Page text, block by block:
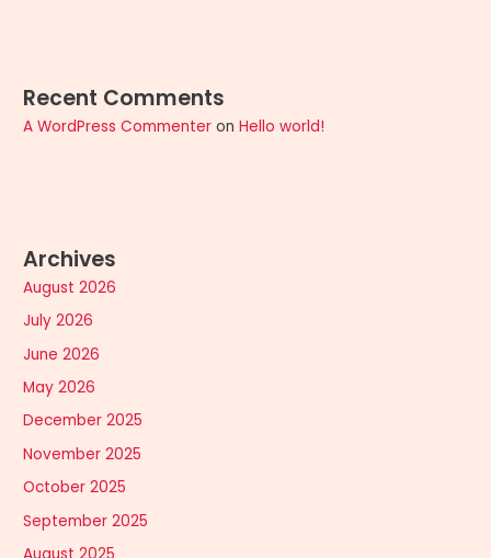
Recent Comments
A WordPress Commenter onHello world!
Archives
August 2026
July 2026
June 2026
May 2026
December 2025
November 2025
October 2025
September 2025